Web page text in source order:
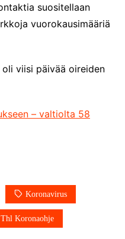
suositellaan
vuorokausimääriä
viisi päivää oireiden
– valtiolta 58
Koronavirus
Thl Koronaohje